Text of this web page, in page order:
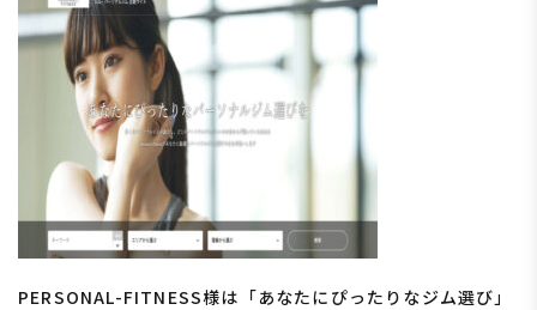
PERSONAL-FITNESS様は「あなたにぴったりなジム選び」